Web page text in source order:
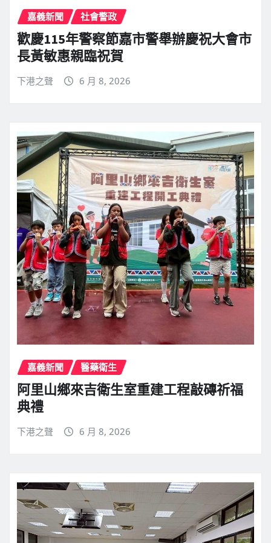
嘉義新聞 社會警政
歡慶115年警察節嘉市警舉辦慶祝大會市
長黃敏惠親臨祝賀
下港之聲 6 月 8, 2026
嘉義新聞 醫藥衛生
阿里山鄉來吉衛生室重建工程敲磚祈福
典禮
下港之聲 6 月 8, 2026